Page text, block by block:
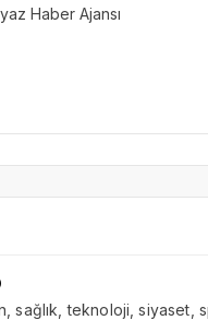
Haber Ajansı
sağlık, teknoloji, siyaset,